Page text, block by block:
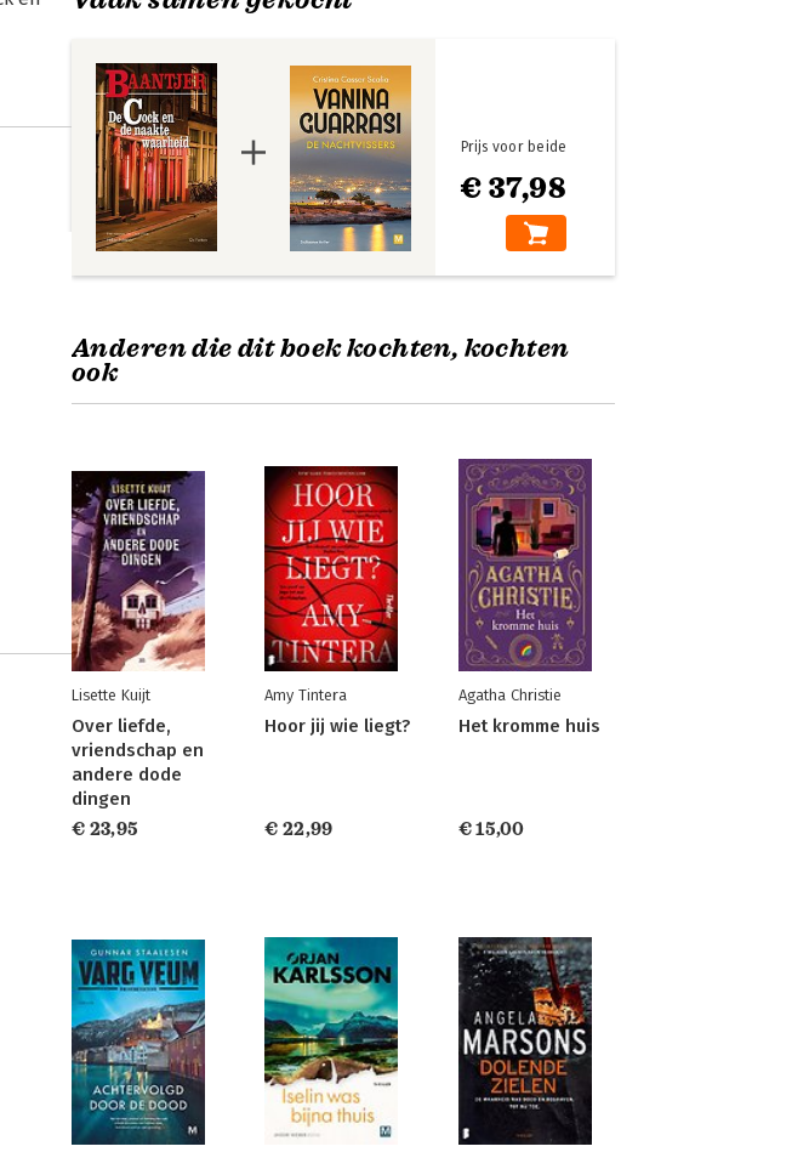
€ 37,98
Prijs voor beide
Anderen die dit boek kochten, kochten
ook
Lisette Kuijt
Over liefde,
vriendschap en
andere dode
dingen
€ 23,95
Amy Tintera
Hoor jij wie liegt?
€ 22,99
Agatha Christie
Het kromme huis
€ 15,00